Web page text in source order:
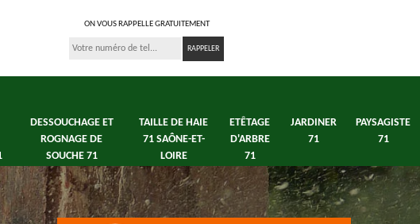
ON VOUS RAPPELLE GRATUITEMENT
DESSOUCHAGE ET
ROGNAGE DE
SOUCHE 71
TAILLE DE HAIE
71 SAÔNE-ET-
LOIRE
ETÊTAGE
D'ARBRE
71
JARDINER
71
PAYSAGISTE
71